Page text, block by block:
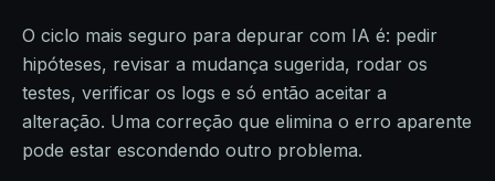
O ciclo mais seguro para depurar com IA é: pedir
hipóteses, revisar a mudança sugerida, rodar os
testes, verificar os logs e só então aceitar a
alteração. Uma correção que elimina o erro aparente
pode estar escondendo outro problema.